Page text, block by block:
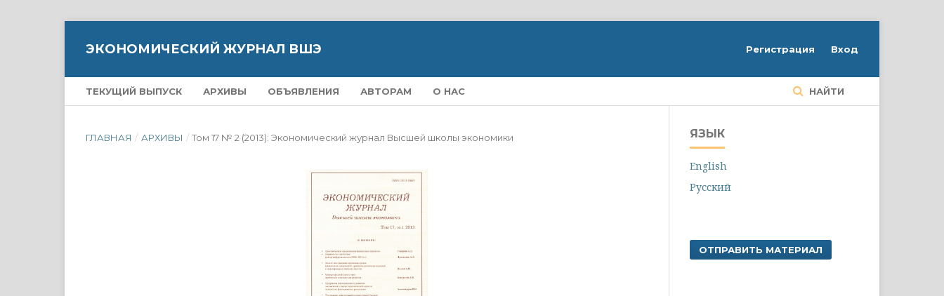
ЭКОНОМИЧЕСКИЙ ЖУРНАЛ ВШЭ
ТЕКУЩИЙ ВЫПУСК АРХИВЫ ОБЪЯВЛЕНИЯ АВТОРАМ О НАС НАЙТИ
Регистрация Вход
ГЛАВНАЯ / АРХИВЫ / Том 17 № 2 (2013): Экономический журнал Высшей школы экономики ЯЗЫК
English
Русский
ОТПРАВИТЬ МАТЕРИАЛ